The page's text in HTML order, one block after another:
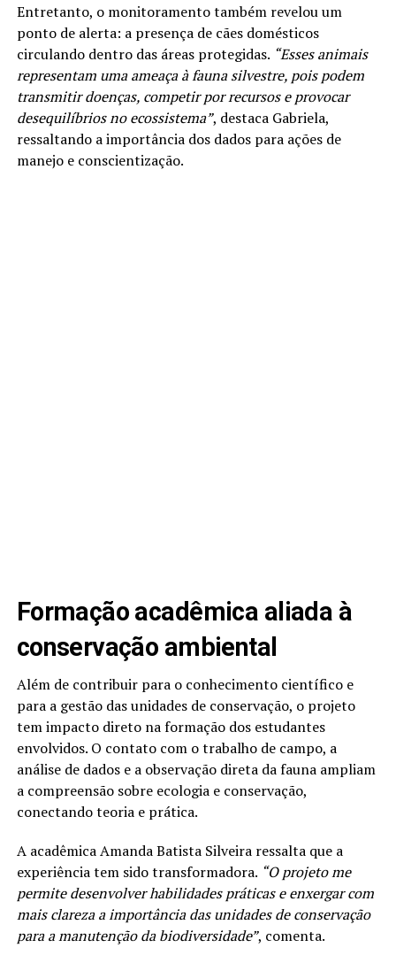
Entretanto, o monitoramento também revelou um
ponto de alerta: a presença de cães domésticos
circulando dentro das áreas protegidas. “Esses animais
representam uma ameaça à fauna silvestre, pois podem
transmitir doenças, competir por recursos e provocar
desequilíbrios no ecossistema”, destaca Gabriela,
ressaltando a importância dos dados para ações de
manejo e conscientização.
Formação acadêmica aliada à
conservação ambiental
Além de contribuir para o conhecimento científico e
para a gestão das unidades de conservação, o projeto
tem impacto direto na formação dos estudantes
envolvidos. O contato com o trabalho de campo, a
análise de dados e a observação direta da fauna ampliam
a compreensão sobre ecologia e conservação,
conectando teoria e prática.
A acadêmica Amanda Batista Silveira ressalta que a
experiência tem sido transformadora. “O projeto me
permite desenvolver habilidades práticas e enxergar com
mais clareza a importância das unidades de conservação
para a manutenção da biodiversidade”, comenta.